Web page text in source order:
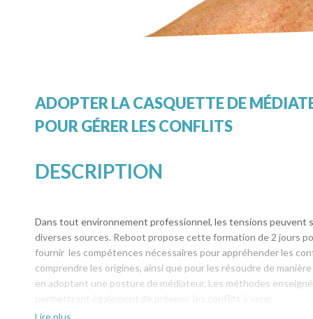
ADOPTER LA CASQUETTE DE
POUR GÉRER LES CONFLITS
DESCRIPTION
Dans tout environnement professionnel, les tensions peuvent
diverses sources. Reboot propose cette formation de 2 jours
fournir les compétences nécessaires pour appréhender les
comprendre les origines, ainsi que pour les résoudre de
en adoptant une posture de médiateur. Les méthodes
permettront également de prévenir les conflits à venir.